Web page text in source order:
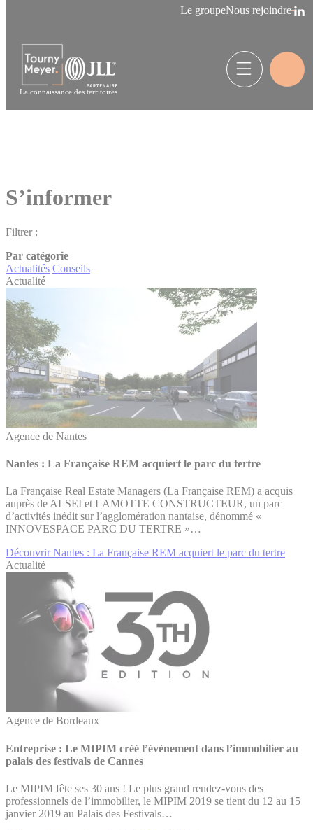
Le groupeNous rejoindre
La connaissance des territoires
S’informer
Filtrer :
Par catégorie
Actualités Conseils
Actualité
Agence de Nantes
Nantes : La Française REM acquiert le parc du tertre
La Française Real Estate Managers (La Française REM) a acquis
auprès de ALSEI et LAMOTTE CONSTRUCTEUR, un parc
d’activités inédit sur l’agglomération nantaise, dénommé «
INNOVESPACE PARC DU TERTRE »…
Découvrir Nantes : La Française REM acquiert le parc du tertre
Actualité
Agence de Bordeaux
Entreprise : Le MIPIM créé l’évènement dans l’immobilier au
palais des festivals de Cannes
Le MIPIM fête ses 30 ans ! Le plus grand rendez-vous des
professionnels de l’immobilier, le MIPIM 2019 se tient du 12 au 15
janvier 2019 au Palais des Festivals…